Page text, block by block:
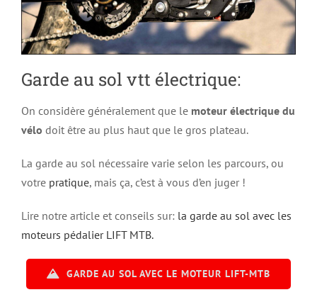
Garde au sol vtt électrique:
On considère généralement que le moteur électrique du
vélo doit être au plus haut que le gros plateau.
La garde au sol nécessaire varie selon les parcours, ou
votre pratique, mais ça, c’est à vous d’en juger !
Lire notre article et conseils sur: la garde au sol avec les
moteurs pédalier LIFT MTB.
GARDE AU SOL AVEC LE MOTEUR LIFT-MTB